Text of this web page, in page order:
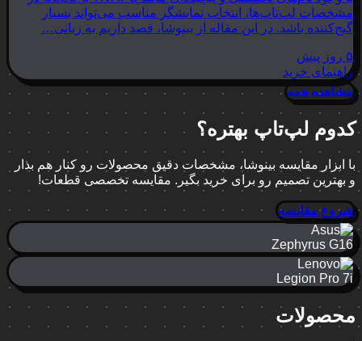
مشخصات لپ‌تاپ‌ها، انتخاب نمایشگر مناسب می‌تواند بسیار
گیج‌کننده باشد. در این مقاله از بینوشا، قصد داریم به زبانی…
۵ روز پیش
راهنمای خرید
مشاهده همه
کدوم لپ‌تاپ بهتره؟
با ابزار مقایسه بینوشا، مشخصات دقیق محصولات رو کنار هم بذار
و بهترین تصمیم رو برای خرید بگیر. مقایسه تخصصی قطعات!
شروع مقایسه
Zephyrus G16
Legion Pro 7i
محصولات